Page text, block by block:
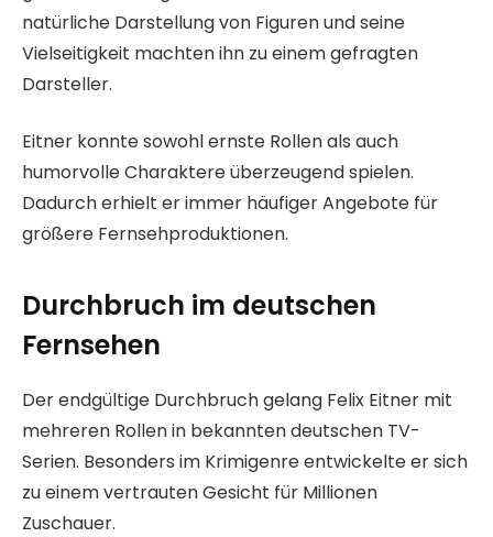
natürliche Darstellung von Figuren und seine
Vielseitigkeit machten ihn zu einem gefragten
Darsteller.
Eitner konnte sowohl ernste Rollen als auch
humorvolle Charaktere überzeugend spielen.
Dadurch erhielt er immer häufiger Angebote für
größere Fernsehproduktionen.
Durchbruch im deutschen
Fernsehen
Der endgültige Durchbruch gelang Felix Eitner mit
mehreren Rollen in bekannten deutschen TV-
Serien. Besonders im Krimigenre entwickelte er sich
zu einem vertrauten Gesicht für Millionen
Zuschauer.